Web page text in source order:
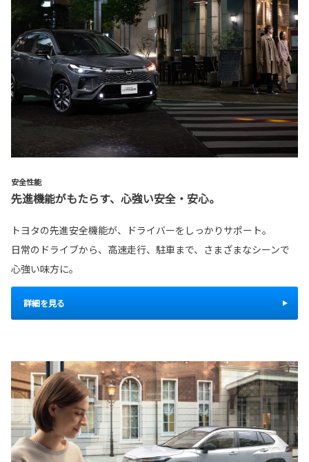
安全性能
先進機能がもたらす、心強い安全・安心。
トヨタの先進安全機能が、ドライバーをしっかりサポート。
日常のドライブから、高速走行、駐車まで、さまざまなシーンで
心強い味方に。
詳細を見る